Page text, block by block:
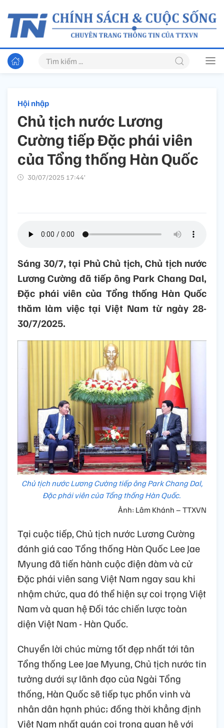
Hội nhập
Chủ tịch nước Lương
Cường tiếp Đặc phái viên
của Tổng thống Hàn Quốc
30/07/2025 17:44’
Sáng 30/7, tại Phủ Chủ tịch, Chủ tịch nước
Lương Cường đã tiếp ông Park Chang Dal,
Đặc phái viên của Tổng thống Hàn Quốc
thăm làm việc tại Việt Nam từ ngày 28-
30/7/2025.
Chủ tịch nước Lương Cường tiếp ông Park Chang Dal,
Đặc phái viên của Tổng thống Hàn Quốc.
Ảnh: Lâm Khánh – TTXVN
Tại cuộc tiếp, Chủ tịch nước Lương Cường
đánh giá cao Tổng thống Hàn Quốc Lee Jae
Myung đã tiến hành cuộc điện đàm và cử
Đặc phái viên sang Việt Nam ngay sau khi
nhậm chức, qua đó thể hiện sự coi trọng Việt
Nam và quan hệ Đối tác chiến lược toàn
diện Việt Nam - Hàn Quốc.
Chuyển lời chúc mừng tốt đẹp nhất tới tân
Tổng thống Lee Jae Myung, Chủ tịch nước tin
tưởng dưới sự lãnh đạo của Ngài Tổng
thống, Hàn Quốc sẽ tiếp tục phồn vinh và
nhân dân hạnh phúc; đồng thời khẳng định
Việt Nam nhất quán coi trọng quan hệ với